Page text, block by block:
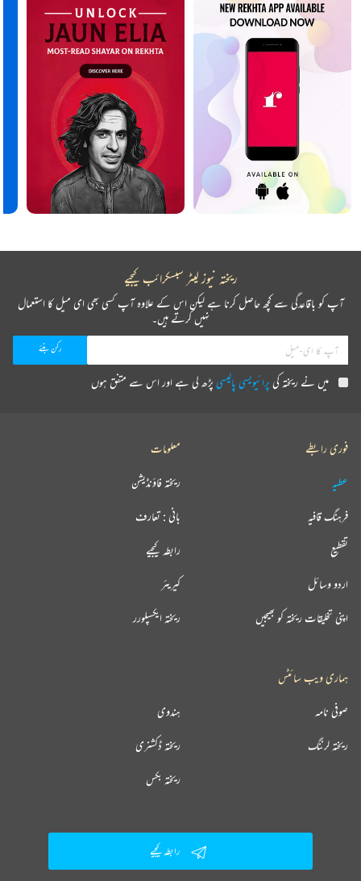
ریختہ نیوز لیٹر سبسکرائب کیجیے
آپ کو باقاعدگی سے کچھ حاصل کرنا ہے لیکن اس کے علاوہ آپ کسی بھی ای میل کا استعمال
نہیں کرتے ہیں۔
میں نے ریختہ کیپرائیویسی پالیسیپڑھ لی ہے اور اس سے متفق ہوں
فوری رابطے
عطیہ
فرہنگ قافیہ
تقطیع
اردو وسائل
اپنی تخلیقات ریختہ کو بھیجیں
معلومات
ریختہ فاؤنڈیشن
بانی : تعارف
رابطہ کیجیے
کیریئر
ریختہ ایکسپلورر
ہماری ویب سائٹس
ہندوی صوفی نامہ
ریختہ ڈکشنری ریختہ لرننگ
ریختہ بکس
رابطہ کیجیے